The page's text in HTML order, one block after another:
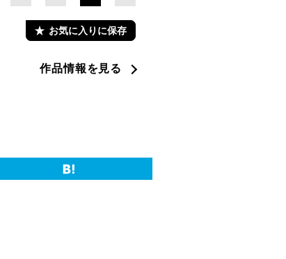
お気に入りに保存
作品情報を見る